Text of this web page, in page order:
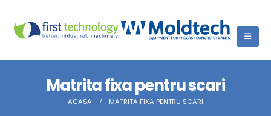
Matrita fixa pentru scari
ACASA MATRITA FIXA PENTRU SCARI